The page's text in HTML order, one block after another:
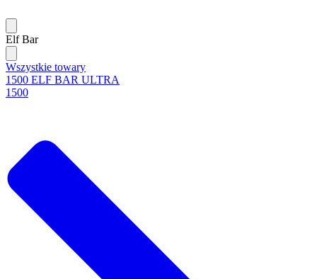
Elf Bar
Wszystkie towary
1500 ELF BAR ULTRA
1500